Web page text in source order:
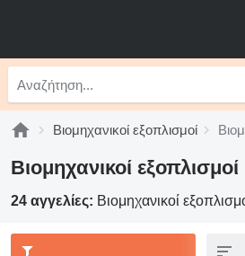
Βιομηχανικοί εξοπλισμοί
Βιομηχανικοί
24 αγγελίες: Βιομηχανικοί